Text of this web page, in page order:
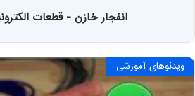
انفجار خازن - قطعات
ویدئوهای آموزشی